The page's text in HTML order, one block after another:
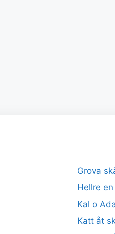
Grova
Hellre
Kal o
Katt åt